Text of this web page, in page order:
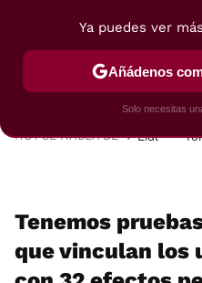
POSTRES VIAJES
HOY SE HABLA DE Lidl
Tenemos
que vinculan los
Ya puedes ver
Añádenos
Solo necesitas